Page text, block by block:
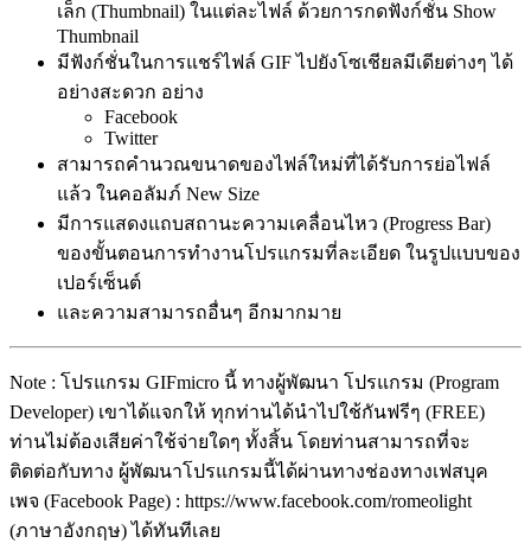
เล็ก (Thumbnail) ในแต่ละไฟล์ ด้วยการกดฟังก์ชั่น Show
Thumbnail
มีฟังก์ชั่นในการแชร์ไฟล์ GIF ไปยังโซเชียลมีเดียต่างๆ ได้
อย่างสะดวก อย่าง
Facebook
Twitter
สามารถคำนวณขนาดของไฟล์ใหม่ที่ได้รับการย่อไฟล์
แล้ว ในคอลัมภ์ New Size
มีการแสดงแถบสถานะความเคลื่อนไหว (Progress Bar)
ของขั้นตอนการทำงานโปรแกรมที่ละเอียด ในรูปแบบของ
เปอร์เซ็นต์
และความสามารถอื่นๆ อีกมากมาย
Note : โปรแกรม GIFmicro นี้ ทางผู้พัฒนา โปรแกรม (Program
Developer) เขาได้แจกให้ ทุกท่านได้นำไปใช้กันฟรีๆ (FREE)
ท่านไม่ต้องเสียค่าใช้จ่ายใดๆ ทั้งสิ้น โดยท่านสามารถที่จะ
ติดต่อกับทาง ผู้พัฒนาโปรแกรมนี้ได้ผ่านทางช่องทางเฟสบุค
เพจ (Facebook Page) : https://www.facebook.com/romeolight
(ภาษาอังกฤษ) ได้ทันทีเลย